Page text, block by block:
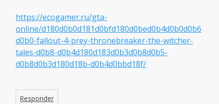
https://ecogamer.ru/gta-
online/d180d0b0d181d0bfd180d0bed0b4d0b0d0b6
d0b0-fallout-4-prey-thronebreaker-the-witcher-
tales-d0b8-d0b4d180d183d0b3d0b8d0b5-
d0b8d0b3d180d18b-d0b4d0bbd18f/
Responder